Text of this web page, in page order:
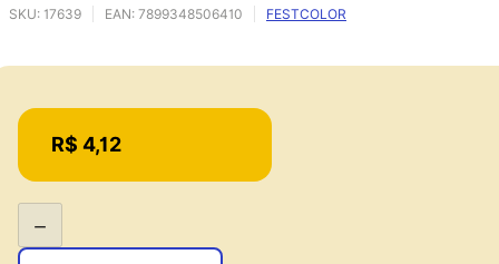
SKU: 17639 EAN: 7899348506410 FESTCOLOR
Price:
R$ 4,12
−